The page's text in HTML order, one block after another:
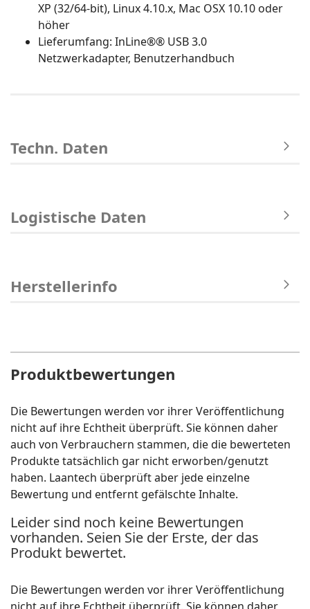
XP (32/64-bit), Linux 4.10.x, Mac OSX 10.10 oder
höher
Lieferumfang: InLine®® USB 3.0
Netzwerkadapter, Benutzerhandbuch
Techn. Daten
Logistische Daten
Herstellerinfo
Produktbewertungen
Die Bewertungen werden vor ihrer Veröffentlichung
nicht auf ihre Echtheit überprüft. Sie können daher
auch von Verbrauchern stammen, die die bewerteten
Produkte tatsächlich gar nicht erworben/genutzt
haben. Laantech überprüft aber jede einzelne
Bewertung und entfernt gefälschte Inhalte.
Leider sind noch keine Bewertungen
vorhanden. Seien Sie der Erste, der das
Produkt bewertet.
Die Bewertungen werden vor ihrer Veröffentlichung